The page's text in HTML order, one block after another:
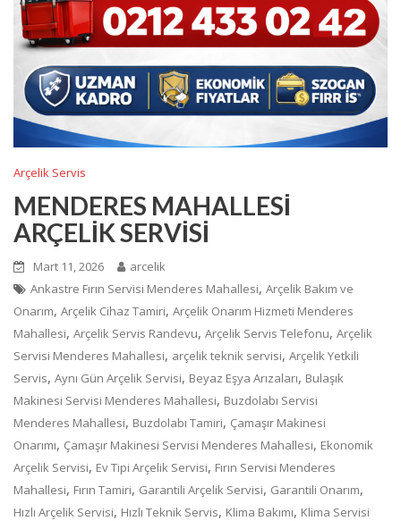
Arçelik Servis
MENDERES MAHALLESİ
ARÇELİK SERVİSİ
Mart 11, 2026
arcelik
Ankastre Fırın Servisi Menderes Mahallesi, Arçelik Bakım ve
Onarım, Arçelik Cihaz Tamiri, Arçelik Onarım Hizmeti Menderes
Mahallesi, Arçelik Servis Randevu, Arçelik Servis Telefonu, Arçelik
Servisi Menderes Mahallesi, arçelik teknik servisi, Arçelik Yetkili
Servis, Aynı Gün Arçelik Servisi, Beyaz Eşya Arızaları, Bulaşık
Makinesi Servisi Menderes Mahallesi, Buzdolabı Servisi
Menderes Mahallesi, Buzdolabı Tamiri, Çamaşır Makinesi
Onarımı, Çamaşır Makinesi Servisi Menderes Mahallesi, Ekonomik
Arçelik Servisi, Ev Tipi Arçelik Servisi, Fırın Servisi Menderes
Mahallesi, Fırın Tamiri, Garantili Arçelik Servisi, Garantili Onarım,
Hızlı Arçelik Servisi, Hızlı Teknik Servis, Klima Bakımı, Klima Servisi